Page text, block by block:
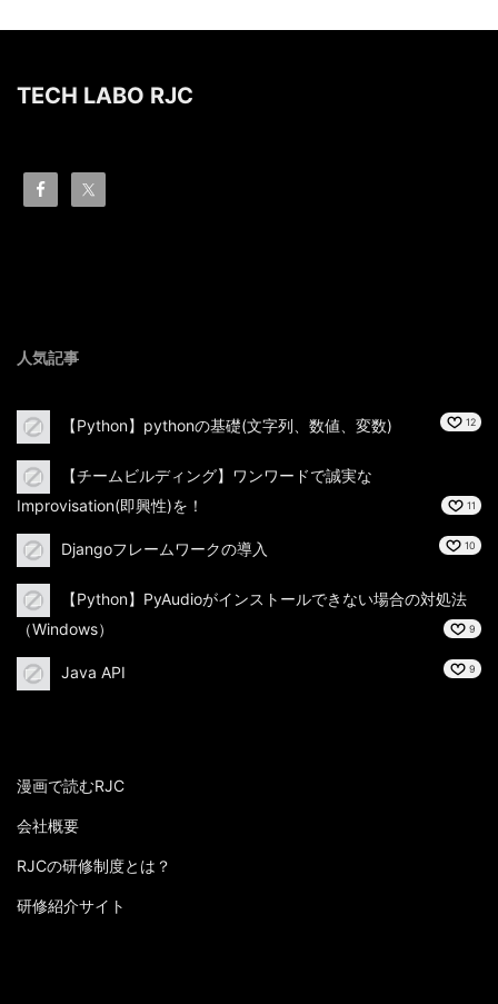
TECH LABO RJC
人気記事
【Python】pythonの基礎(文字列、数値、変数) 12
【チームビルディング】ワンワードで誠実な
Improvisation(即興性)を！
11
Djangoフレームワークの導入 10
【Python】PyAudioがインストールできない場合の対処法
（Windows）
9
Java API 9
漫画で読むRJC
会社概要
RJCの研修制度とは？
研修紹介サイト